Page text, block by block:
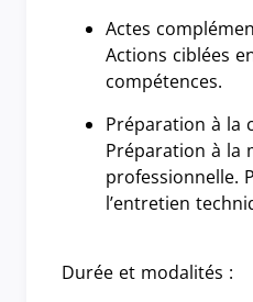
Actes
Actions ciblées
compétences.
Préparation à la
Préparation à la
professionnelle.
l’entretien
Durée et modalités :